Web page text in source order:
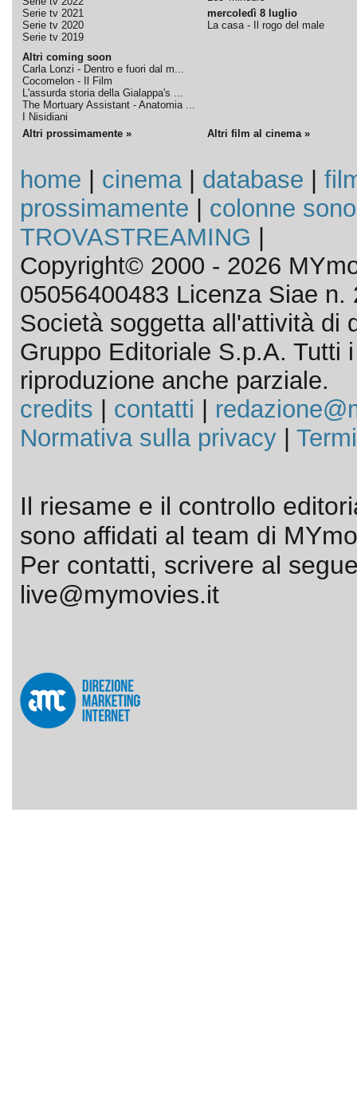
Serie tv 2021
Serie tv 2020
Serie tv 2019
Altri coming soon
Carla Lonzi - Dentro e fuori dal m...
Cocomelon - Il Film
L'assurda storia della Gialappa's ...
The Mortuary Assistant - Anatomia ...
I Nisidiani
mercoledì 8 luglio
La casa - Il rogo del male
Altri prossimamente » Altri film al cinema »
home cinema| database
prossimamente
colonne
TROVASTREAMING
Copyright© 2000 - 2026
05056400483 Licenza Siae n.
Società soggetta all'attività di
Gruppo Editoriale S.p.A. Tutti
riproduzione anche parziale.
credits
contatti
Normativa sulla privacy|
Il riesame e il controllo
sono affidati al team di
Per contatti, scrivere al
live@mymovies.it